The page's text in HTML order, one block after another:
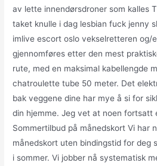
av lette innendørsdroner som kalles
taket knulle i dag lesbian fuck jenny
imlive escort oslo vekselretteren og/
gjennomføres etter den mest
rute, med en maksimal kabellengde
chatroulette tube 50 meter. Det
bak veggene dine har mye å si for
din hjemme. Jeg vet at noen fortsatt
Sommertilbud på månedskort Vi har
månedskort uten bindingstid for deg
i sommer. Vi jobber nå systematisk